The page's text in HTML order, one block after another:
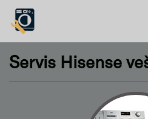
Servis Hisense